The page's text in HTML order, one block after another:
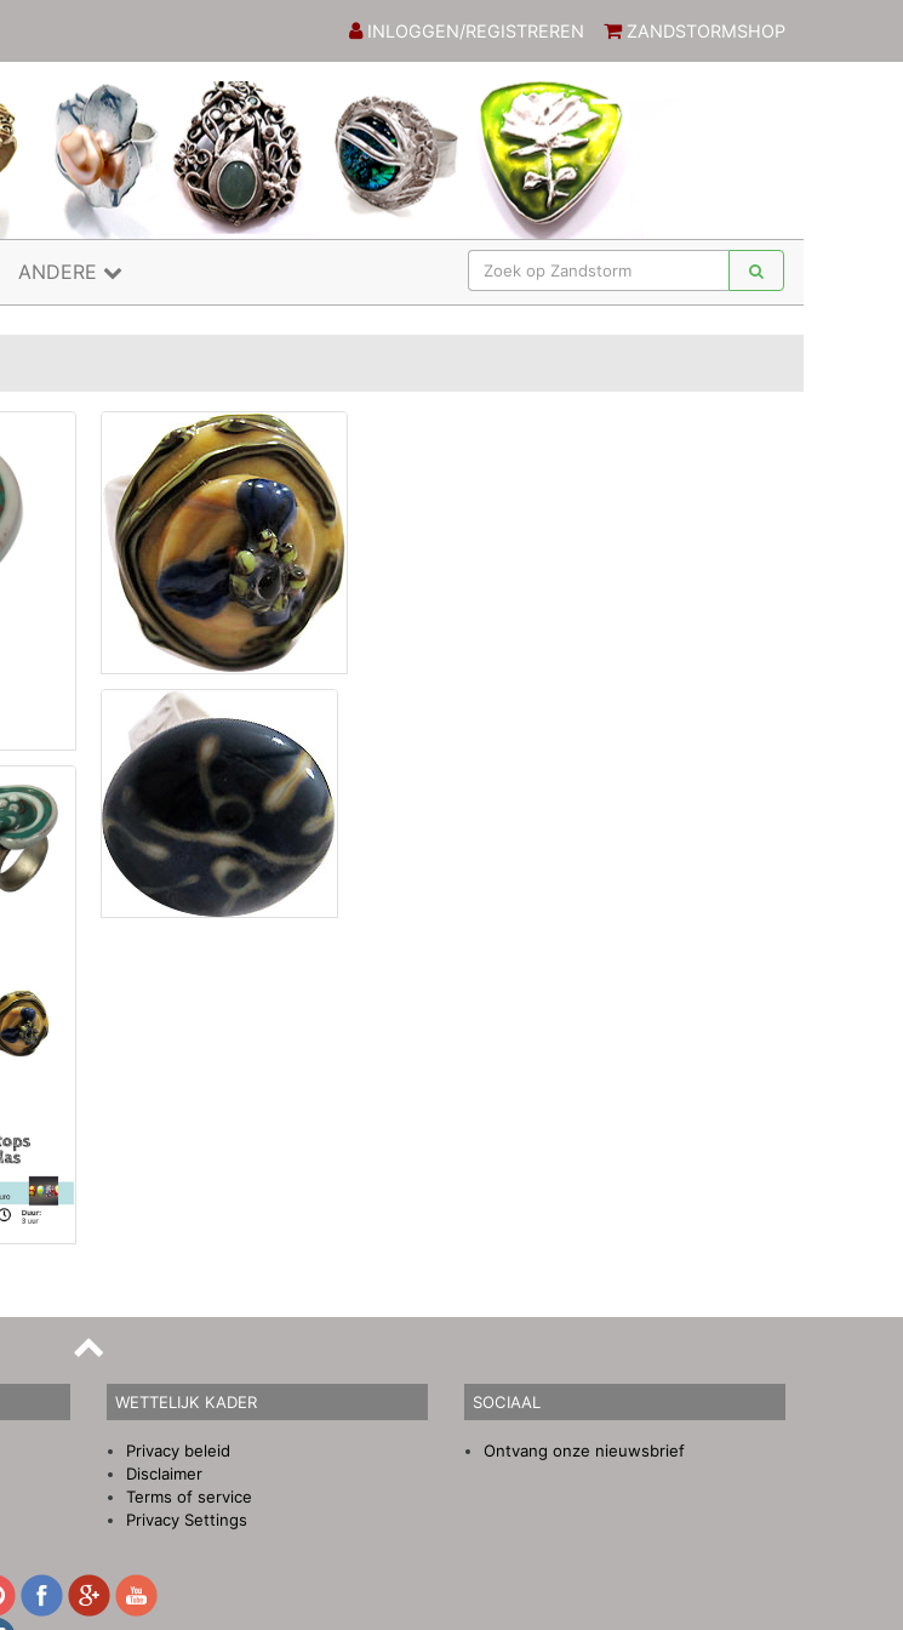
INLOGGEN/REGISTREREN ZANDSTORMSHOP
ANDERE
WETTELIJK KADER
Privacy beleid
Disclaimer
Terms of service
Privacy Settings
SOCIAAL
Ontvang onze nieuwsbrief